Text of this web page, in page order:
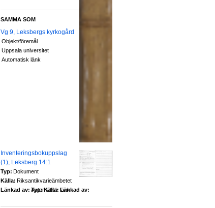
Inventeringsbokuppslag
(1), Leksberg 14:1
Typ: Dokument
Källa: Riksantikvarieämbetet
Länkad av: Automatisk länk
SAMMA SOM
Vg 9, Leksbergs kyrkogård
Typ:
Objekt/föremål
Källa:
Uppsala universitet
Länkad av:
Automatisk länk